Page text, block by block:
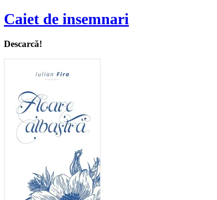
Caiet de insemnari
Descarcă!